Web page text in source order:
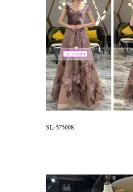
SL-575008